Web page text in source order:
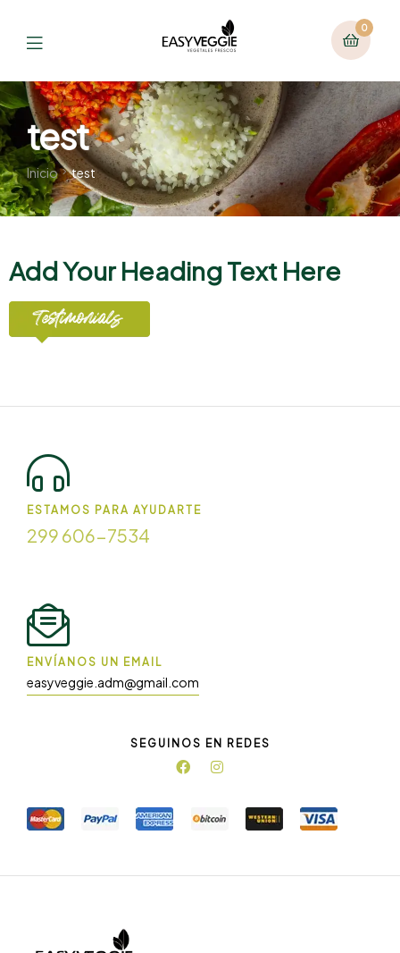
0
test
Inicio test
Add Your Heading Text Here
Testimonials
ESTAMOS PARA AYUDARTE
299 606-7534
ENVÍANOS UN EMAIL
easyveggie.adm@gmail.com
SEGUINOS EN REDES